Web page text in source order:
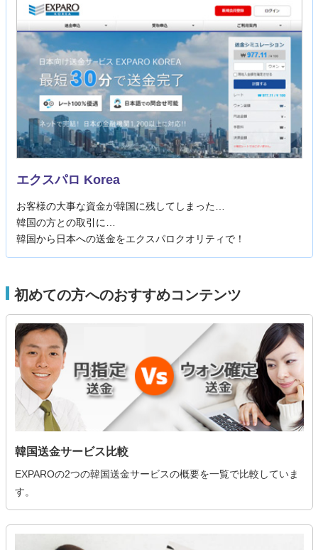
エクスパロ Korea
お客様の大事な資金が韓国に残してしまった…
韓国の方との取引に…
韓国から日本への送金をエクスパロクオリティで！
初めての方へのおすすめコンテンツ
韓国送金サービス比較
EXPAROの2つの韓国送金サービスの概要を一覧で比較していま
す。